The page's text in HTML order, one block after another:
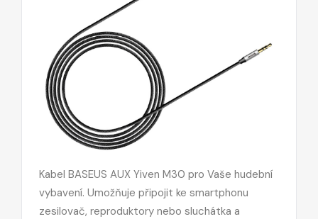
Kabel BASEUS AUX Yiven M30 pro Vaše hudební
vybavení. Umožňuje připojit ke smartphonu
zesilovač, reproduktory nebo sluchátka a